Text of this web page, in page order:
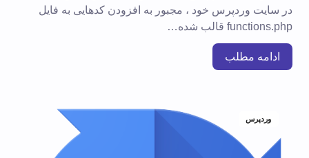
در سایت وردپرس خود ، مجبور به افزودن کدهایی به فایل
functions.php قالب شده…
ادامه مطلب
وردپرس